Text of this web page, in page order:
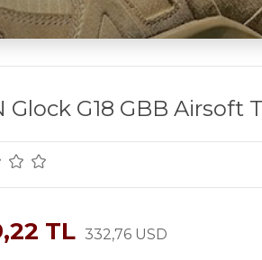
Glock G18 GBB Airsoft
TL 332,76 USD